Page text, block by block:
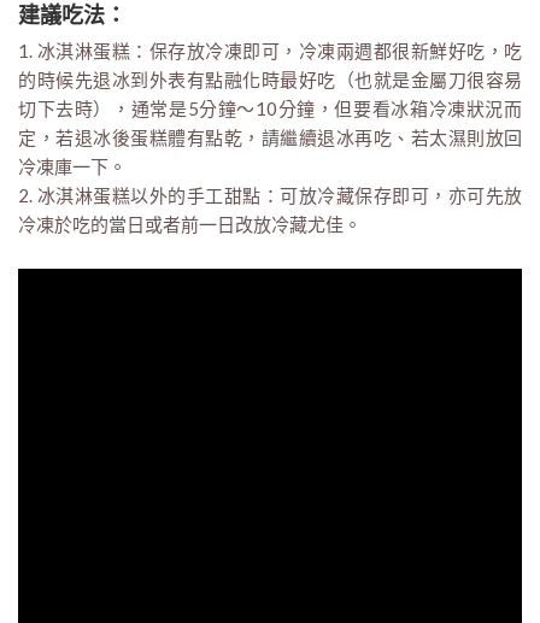
建議吃法：
1. 冰淇淋蛋糕：保存放冷凍即可，冷凍兩週都很新鮮好吃，吃
的時候先退冰到外表有點融化時最好吃（也就是金屬刀很容易
切下去時），通常是5分鐘～10分鐘，但要看冰箱冷凍狀況而
定，若退冰後蛋糕體有點乾，請繼續退冰再吃、若太濕則放回
冷凍庫一下。
2. 冰淇淋蛋糕以外的手工甜點：可放冷藏保存即可，亦可先放
冷凍於吃的當日或者前一日改放冷藏尤佳。